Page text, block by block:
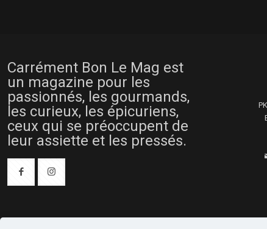
Carrément Bon Le Mag est
un magazine pour les
passionnés, les gourmands,
les curieux, les épicuriens,
ceux qui se préoccupent de
leur assiette et les pressés.